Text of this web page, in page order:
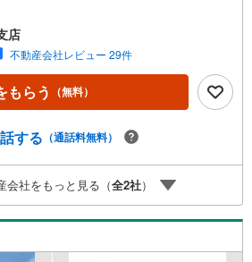
学をご希望のお客様、平日・休日問わず
だきます。■また、オンライン案内・相談
ております。 どうぞ お気軽にご連絡下
・・・●「この物件以外にも何件か一緒に
い」●「私はローンいくら借りられるのだろ
えなので、自宅がいくらで売却できるか知り
ないと買えないの？」●「自営業者はローン
・。ご安心ください!!お力になれる事がござ
誠意 お手伝いをさせていただきます。
にお任せ下さい！
店
不動産会社レビュー 29件
もらう （無料）
する （通話料無料）
会社をもっと見る（全2社）